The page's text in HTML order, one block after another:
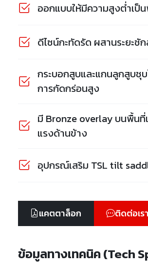
ออกแบบให้มีความสูงต่ำเป็
ดีไซน์กะทัดรัด ผสานระยะ
กระบอกสูบและแกนลูกสูบชุ
การกัดกร่อนสูง
มี Bronze overlay บนพื้น
แรงด้านข้าง
อุปกรณ์เสริม TSL tilt
แคตตาล็อก ติดต่อเรา
ข้อมูลทางเทคนิค (Tech